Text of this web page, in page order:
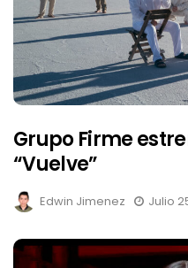
Grupo Firme
“Vuelve”
Edwin Jimenez Julio